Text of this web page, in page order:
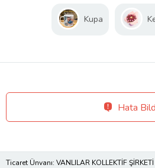
Kupa
Hata
Ticaret Ünvanı: VANLILAR KOLLEKTİF ŞİRKETİ